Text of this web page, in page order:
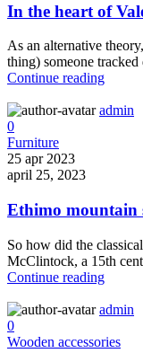
In the heart of
As an alternative
thing) someone tracked
Continue reading
admin
0
Furniture
25 apr 2023
april 25, 2023
Ethimo mountain
So how did the
McClintock, a 15th
Continue reading
admin
0
Wooden accessories